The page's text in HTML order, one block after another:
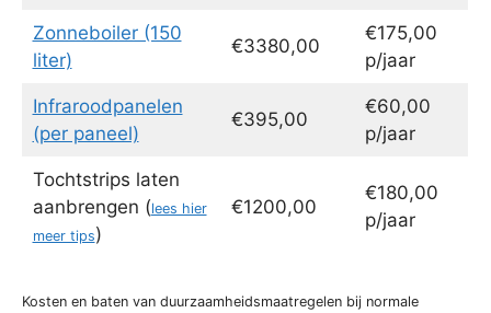
Zonneboiler (150
liter)
€3380,00
€175,00
p/jaar
Infraroodpanelen
(per paneel)
€395,00
€60,00
p/jaar
Tochtstrips laten
aanbrengen (lees hier
meer tips)
€1200,00
€180,00
p/jaar
Kosten en baten van duurzaamheidsmaatregelen bij normale